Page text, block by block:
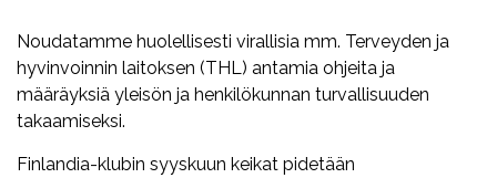
Noudatamme huolellisesti virallisia mm. Terveyden ja
hyvinvoinnin laitoksen (THL) antamia ohjeita ja
määräyksiä yleisön ja henkilökunnan turvallisuuden
takaamiseksi.
Finlandia-klubin syyskuun keikat pidetään